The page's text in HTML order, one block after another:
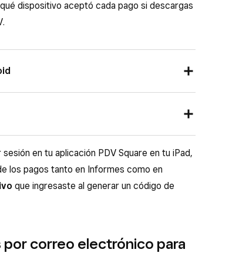
dispositivo aceptó cada pago si descargas
Hardware > General.
iOS desde los mismos ajustes del
de uso del iPhoneo elManual de uso del
de tu dispositivo en el sitio web de
en tu aplicación PDV Square en tu iPad,
los pagos tanto en Informes como en
que ingresaste al generar un código de
correo electrónico para